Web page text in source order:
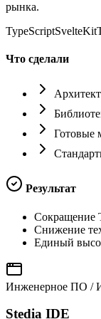
рынка.
TypeScriptSvelteKit
Что сделали
Готовые
Результат
Сокращение
Снижение
Единый
Инженерное ПО /
Stedia IDE